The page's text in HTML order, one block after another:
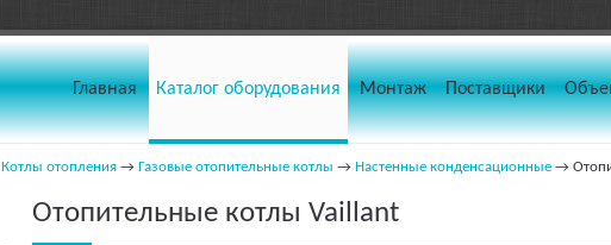
Главная Каталог оборудования Монтаж Поставщики
Котлы отопления → Газовые отопительные котлы → Настенные конденсационные →
Отопительные котлы Vaillant